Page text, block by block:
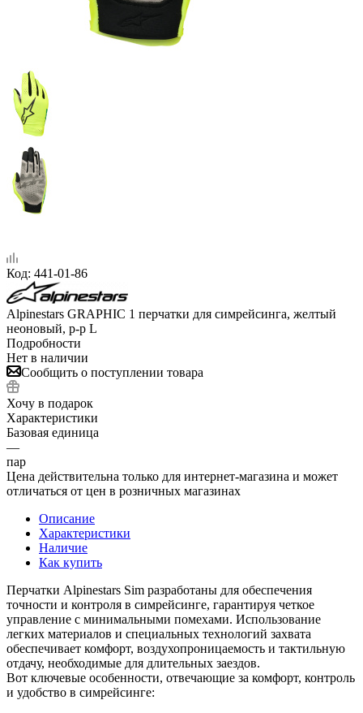
Код: 441-01-86
Alpinestars GRAPHIC 1 перчатки для симрейсинга, желтый
неоновый, р-р L
Подробности
Нет в наличии
Сообщить о поступлении товара
Хочу в подарок
Характеристики
Базовая единица
—
пар
Цена действительна только для интернет-магазина и может
отличаться от цен в розничных магазинах
Описание
Характеристики
Наличие
Как купить
Перчатки Alpinestars Sim разработаны для обеспечения
точности и контроля в симрейсинге, гарантируя четкое
управление с минимальными помехами. Использование
легких материалов и специальных технологий захвата
обеспечивает комфорт, воздухопроницаемость и тактильную
отдачу, необходимые для длительных заездов.
Вот ключевые особенности, отвечающие за комфорт, контроль
и удобство в симрейсинге: